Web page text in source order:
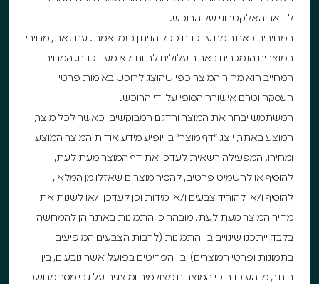
לדואר האלקטרוני של הרוכש.
המחירים באתר מתעדכנים ככל הניתן בזמן אמת. עם זאת, מחירי
המוצרים הנמכרים באתר עלולים להיות לא מעודכנים. המחיר
המחייב הוא מחיר המוצר כפי שהוצג לרוכש באימות פרטי
העסקה וטרם אישורה הסופי על ידי הרוכש.
המשתמש יבחר את המוצר והדגם המבוקשים, כאשר לכל מוצר,
המוצע באתר, יוצג “דף מוצר” בו יופיע מידע אודות המוצר המוצע
ומחירו. המפעילה רשאית לעדכן את דף המוצר מעת לעת,
להוסיף או להשמיט פרטים, להסיר מוצרים שאזלו מן המלאי,
להוסיף ו/או להוריד צבעים ו/או מידות וכן לעדכן ו/או לשנות את
מחיר המוצר מעת לעת. מובהר כי התמונות באתר הן להמחשה
בלבד, ייתכנו שינויים בין התמונות (לרבות הצבעים המופיעים
בתמונות ופרטי המוצרים) ובין הפריטים בפועל, אשר נובעים, בין
היתר, מן העובדה כי המוצרים מצולמים ומוצגים על גבי מסך מחשב